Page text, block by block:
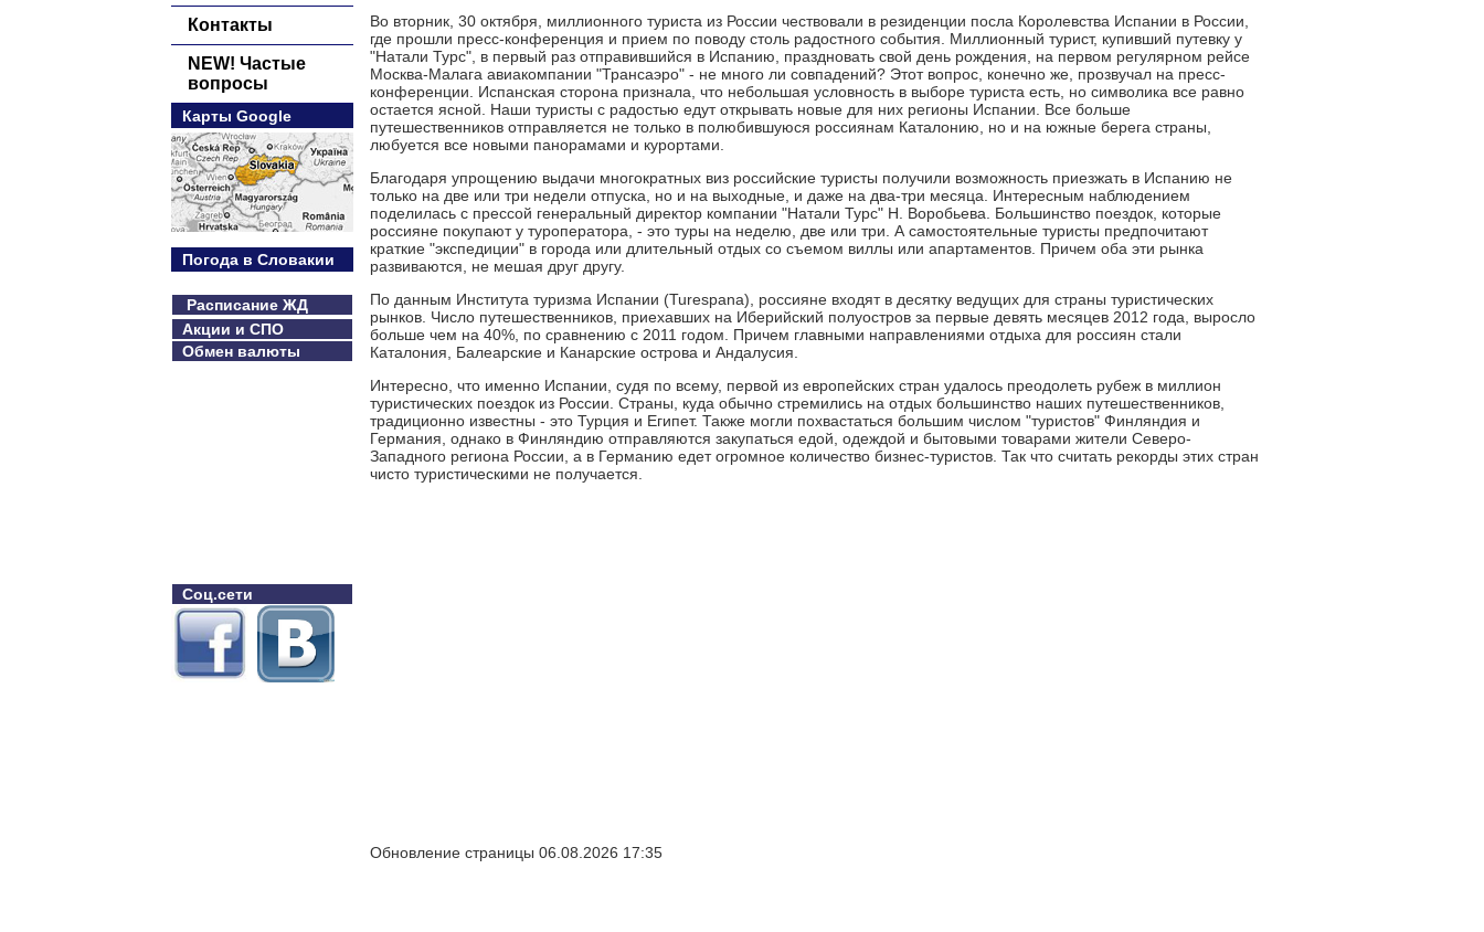
Контакты
NEW! Частые
вопросы
Карты Google
Погода в Словакии
Расписание ЖД
Акции и СПО
Обмен валюты
Соц.сети
Во вторник, 30 октября, миллионного туриста из России чествовали в резиденции посла Королевства Испании в России,
где прошли пресс-конференция и прием по поводу столь радостного события. Миллионный турист, купивший путевку у
"Натали Турс", в первый раз отправившийся в Испанию, праздновать свой день рождения, на первом регулярном рейсе
Москва-Малага авиакомпании "Трансаэро" - не много ли совпадений? Этот вопрос, конечно же, прозвучал на пресс-
конференции. Испанская сторона признала, что небольшая условность в выборе туриста есть, но символика все равно
остается ясной. Наши туристы с радостью едут открывать новые для них регионы Испании. Все больше
путешественников отправляется не только в полюбившуюся россиянам Каталонию, но и на южные берега страны,
любуется все новыми панорамами и курортами.
Благодаря упрощению выдачи многократных виз российские туристы получили возможность приезжать в Испанию не
только на две или три недели отпуска, но и на выходные, и даже на два-три месяца. Интересным наблюдением
поделилась с прессой генеральный директор компании "Натали Турс" Н. Воробьева. Большинство поездок, которые
россияне покупают у туроператора, - это туры на неделю, две или три. А самостоятельные туристы предпочитают
краткие "экспедиции" в города или длительный отдых со съемом виллы или апартаментов. Причем оба эти рынка
развиваются, не мешая друг другу.
По данным Института туризма Испании (Turespana), россияне входят в десятку ведущих для страны туристических
рынков. Число путешественников, приехавших на Иберийский полуостров за первые девять месяцев 2012 года, выросло
больше чем на 40%, по сравнению с 2011 годом. Причем главными направлениями отдыха для россиян стали
Каталония, Балеарские и Канарские острова и Андалусия.
Интересно, что именно Испании, судя по всему, первой из европейских стран удалось преодолеть рубеж в миллион
туристических поездок из России. Страны, куда обычно стремились на отдых большинство наших путешественников,
традиционно известны - это Турция и Египет. Также могли похвастаться большим числом "туристов" Финляндия и
Германия, однако в Финляндию отправляются закупаться едой, одеждой и бытовыми товарами жители Северо-
Западного региона России, а в Германию едет огромное количество бизнес-туристов. Так что считать рекорды этих стран
чисто туристическими не получается.
Обновление страницы 06.08.2026 17:35